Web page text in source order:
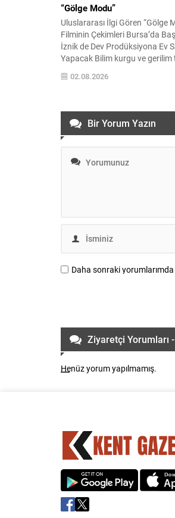
“Gölge Modu”
Uluslararası İlgi Gören “Gölge
Filminin Çekimleri Bursa’da
İznik de Dev Prodüksiyona Ev
Yapacak Bilim kurgu ve
araya getiren “Gölge Modu”
metraj sinema filminin çekimleri,
sinema çevrelerinin dikkatini
başaran yapım, hem güçlü
02.08.2026
Bir Yorum Yazın
Daha sonraki
Ziyaretçi Yorumları
Henüz yorum yapılmamış.